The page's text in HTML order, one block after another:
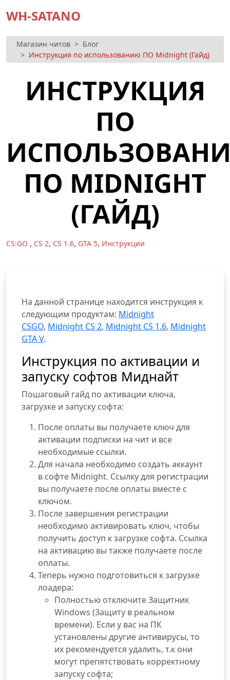
WH-SATANO
Магазин читов
Блог
Инструкция по использованию ПО Midnight (Гайд)
ИНСТРУКЦИЯ
ПО
ПО MIDNIGHT
(ГАЙД)
CS:GO , CS 2, CS 1.6, GTA 5, Инструкции
На данной странице находится инструкция к
следующим продуктам: Midnight
CSGO, Midnight CS 2, Midnight CS 1.6, Midnight
GTA V.
Инструкция по активации и
запуску софтов Миднайт
Пошаговый гайд по активации ключа,
загрузке и запуску софта:
После оплаты вы получаете ключ для
активации подписки на чит и все
необходимые ссылки.
Для начала необходимо создать аккаунт
в софте Midnight. Ссылку для регистрации
вы получаете после оплаты вместе с
ключом.
После завершения регистрации
необходимо активировать ключ, чтобы
получить доступ к загрузке софта. Ссылка
на активацию вы также получаете после
оплаты.
Теперь нужно подготовиться к загрузке
лоадера:
Полностью отключите Защитник
Windows (Защиту в реальном
времени). Если у вас на ПК
установлены другие антивирусы, то
их рекомендуется удалить, т.к они
могут препятствовать корректному
запуску софта;